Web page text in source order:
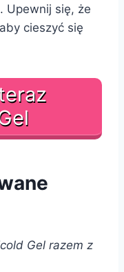
Upewnij się, że
cieszyć się
Gel razem z